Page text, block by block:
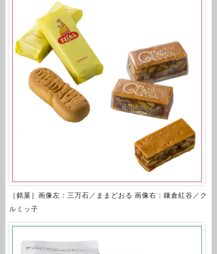
［銘菓］画像左：三万石／ままどおる 画像右：鎌倉紅谷／ク
ルミッ子